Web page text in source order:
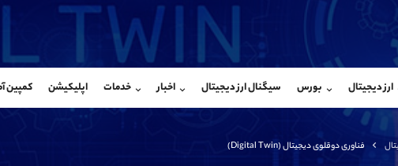
ارز دیجیتال بورس سیگنال ارز دیجیتال اخبار خدمات اپلیکیشن کمپین
فناوری دوقلوی دیجیتال (Digital Twin)
واتساپ
@Armteam_admin_103